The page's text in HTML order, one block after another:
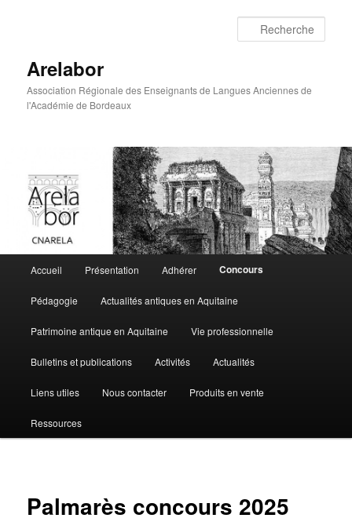
Arelabor
Association Régionale des Enseignants de Langues Anciennes de
l'Académie de Bordeaux
Aller au contenu principal
Aller au contenu secondaire
Accueil Présentation Adhérer Concours
Pédagogie Actualités antiques en Aquitaine
Patrimoine antique en Aquitaine Vie professionnelle
Bulletins et publications Activités Actualités
Liens utiles Nous contacter Produits en vente
Ressources
Palmarès concours 2025